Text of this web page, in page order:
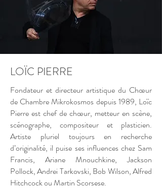
LOÏC PIERRE
Fondateur et directeur artistique du Chœur
de Chambre Mikrokosmos depuis 1989, Loïc
Pierre est chef de chœur, metteur en scène,
scénographe, compositeur et plasticien.
Artiste pluriel toujours en recherche
d’originalité, il puise ses influences chez Sam
Francis, Ariane Mnouchkine, Jackson
Pollock, Andrei Tarkovski, Bob Wilson, Alfred
Hitchcock ou Martin Scorsese.